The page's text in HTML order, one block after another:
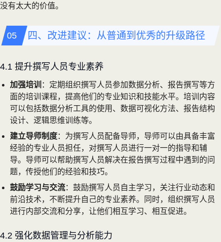
没有太大的价值。
四、改进建议：从普通到优秀的升级路径
4.1 提升撰写人员专业素养
加强培训 ：定期组织撰写人员参加数据分析、报告撰写等方
面的培训课程，提高他们的专业知识和技能水平。培训内容
可以包括数据分析工具的使用、数据可视化方法、报告结构
设计、逻辑思维训练等。
建立导师制度：为撰写人员配备导师，导师可以由具备丰富
经验的专业人员担任，对撰写人员进行一对一的指导和辅
导。导师可以帮助撰写人员解决在报告撰写过程中遇到的问
题，传授他们的经验和技巧。
鼓励学习与交流：鼓励撰写人员自主学习，关注行业动态和
前沿技术，不断提升自己的专业素养。同时，组织撰写人员
进行内部交流和分享，让他们相互学习、相互促进。
4.2 强化数据管理与分析能力